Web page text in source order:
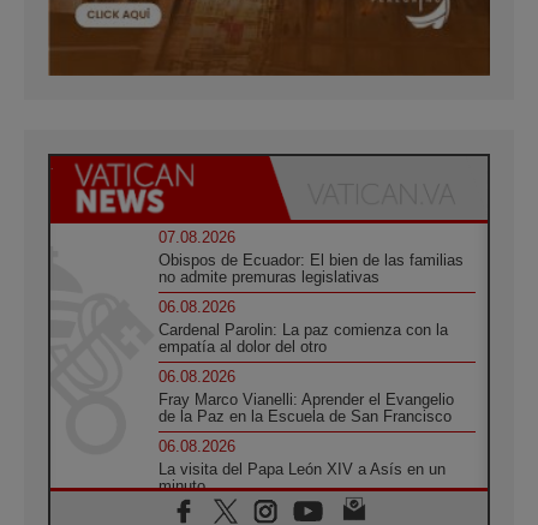
07.08.2026
Obispos de Ecuador: El bien de las familias
no admite premuras legislativas
06.08.2026
Cardenal Parolin: La paz comienza con la
empatía al dolor del otro
06.08.2026
Fray Marco Vianelli: Aprender el Evangelio
de la Paz en la Escuela de San Francisco
06.08.2026
La visita del Papa León XIV a Asís en un
minuto
06.08.2026